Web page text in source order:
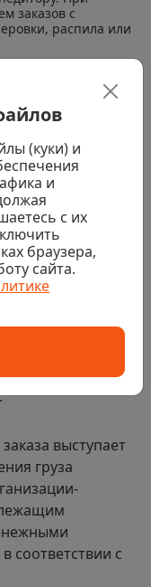
заказов с
распила или
распила или
совершается
лицом, то
Срок
товара со
возможно
для этого нужно
выступает
груза
соответствии с
(куки) и
и
с их
браузера,
сайта.